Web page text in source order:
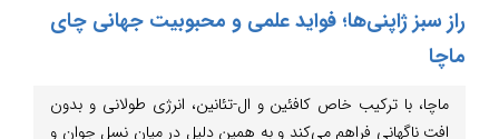
راز سبز ژاپنی‌ها؛ فواید علمی و محبوبیت جهانی چای
ماچا
ماچا، با ترکیب خاص کافئین و ال-تئانین، انرژی طولانی و بدون
افت ناگهانی فراهم می‌کند و به همین دلیل در میان نسل جوان و